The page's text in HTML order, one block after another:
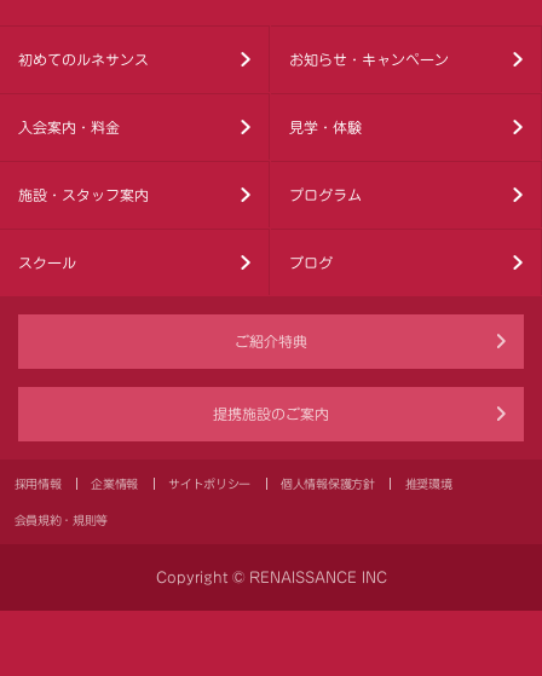
初めてのルネサンス お知らせ・キャンペーン
入会案内・料金 見学・体験
施設・スタッフ案内 プログラム
スクール ブログ
ご紹介特典
提携施設のご案内
採用情報 企業情報 サイトポリシー 個人情報保護方針 推奨環境
会員規約・規則等
Copyright © RENAISSANCE INC